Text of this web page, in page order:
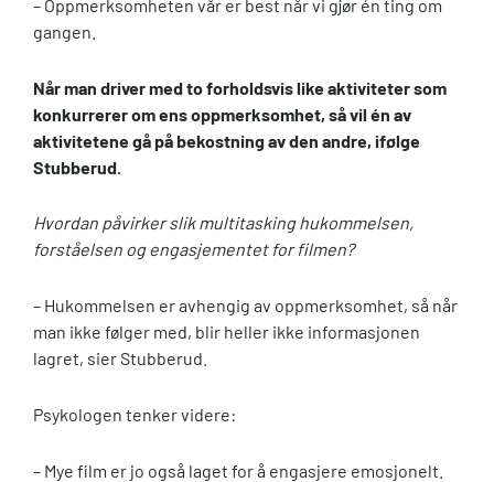
– Oppmerksomheten vår er best når vi gjør én ting om
gangen.
Når man driver med to forholdsvis like aktiviteter som
konkurrerer om ens oppmerksomhet, så vil én av
aktivitetene gå på bekostning av den andre, ifølge
Stubberud.
Hvordan påvirker slik multitasking hukommelsen,
forståelsen og engasjementet for filmen?
– Hukommelsen er avhengig av oppmerksomhet, så når
man ikke følger med, blir heller ikke informasjonen
lagret, sier Stubberud.
Psykologen tenker videre:
– Mye film er jo også laget for å engasjere emosjonelt.